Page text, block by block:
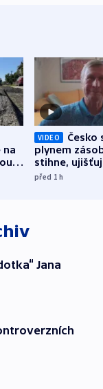
na
VIDEO
Česko
plynem
stihne,
expert.
před 1h
Jana